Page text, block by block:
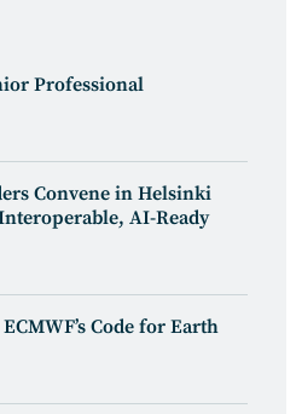
Professional
Convene in Helsinki
AI-Ready
Code for Earth